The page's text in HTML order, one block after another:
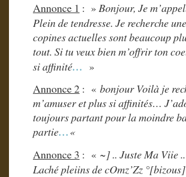
Annonce 1 : » Bonjour, Je
Plein de tendresse. Je recherche
copines actuelles sont beaucoup
tout. Si tu veux bien m’offrir ton
si affinité… »
Annonce 2 : « bonjour Voilà je
m’amuser et plus si affinités…
toujours partant pour la moindre
partie…«
Annonce 3 : « ~] .. Juste Ma Viie
Laché pleiins de cOmz’Zz